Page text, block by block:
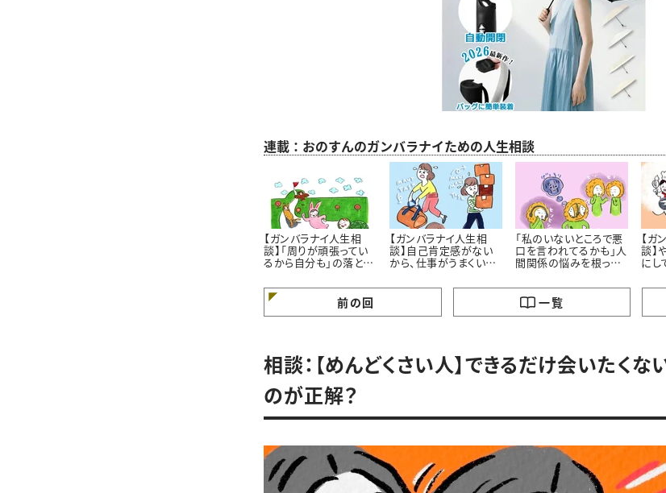
連載：おのすんのガンバラナイための人生相談
【ガンバラナイ人生相
談】「周りが頑張ってい
るから自分も」の落とし
けていますか？
【ガンバラナイ人生相
談】自己肯定感がない
から、仕事がうまくいき
「私のいないところで悪
口を言われてるかも」人
間関係の悩みを根っこ
ガンバラナイ人生相談
【ガ
談】
にし
まい
前の回 一覧
相談：【めんどくさい人】できるだけ会いたく
のが正解？